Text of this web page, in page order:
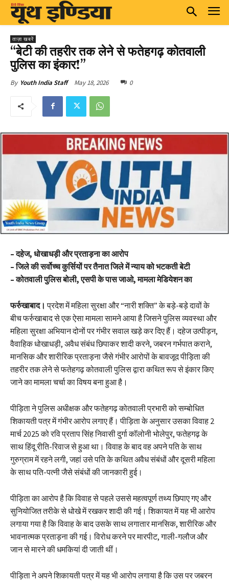
ताज़ा खबरें
“बेटी की तहरीर तक लेने से फतेहगढ़ कोतवाली
पुलिस का इंकार!”
By Youth India Staff May 18, 2026 0
– दहेज, धोखाधड़ी और प्रताड़ना का आरोप
– जिले की सर्वोच्च कुर्सियों पर तैनात जिले में न्याय को भटकती बेटी
– कोतवाली पुलिस बोली, एसपी के पास जाओ, मामला मेडियेशन का
फर्रुखाबाद। प्रदेश में महिला सुरक्षा और “नारी शक्ति” के बड़े-बड़े दावों के
बीच फर्रुखाबाद से एक ऐसा मामला सामने आया है जिसने पुलिस व्यवस्था और
महिला सुरक्षा अभियान दोनों पर गंभीर सवाल खड़े कर दिए हैं। दहेज उत्पीड़न,
वैवाहिक धोखाधड़ी, अवैध संबंध छिपाकर शादी करने, जबरन गर्भपात कराने,
मानसिक और शारीरिक प्रताड़ना जैसे गंभीर आरोपों के बावजूद पीड़िता की
तहरीर तक लेने से फतेहगढ़ कोतवाली पुलिस द्वारा कथित रूप से इंकार किए
जाने का मामला चर्चा का विषय बना हुआ है।
पीड़िता ने पुलिस अधीक्षक और फतेहगढ़ कोतवाली प्रभारी को सम्बोधित
शिकायती पत्र में गंभीर आरोप लगाए हैं। पीड़िता के अनुसार उसका विवाह 2
मार्च 2025 को रवि प्रताप सिंह निवासी दुर्गा कॉलोनी भोलेपुर, फतेहगढ़ के
साथ हिंदू रीति-रिवाज से हुआ था। विवाह के बाद वह अपने पति के साथ
गुरुग्राम में रहने लगी, जहां उसे पति के कथित अवैध संबंधों और दूसरी महिला
के साथ पति-पत्नी जैसे संबंधों की जानकारी हुई।
पीड़िता का आरोप है कि विवाह से पहले उससे महत्वपूर्ण तथ्य छिपाए गए और
सुनियोजित तरीके से धोखे में रखकर शादी की गई। शिकायत में यह भी आरोप
लगाया गया है कि विवाह के बाद उसके साथ लगातार मानसिक, शारीरिक और
भावनात्मक प्रताड़ना की गई। विरोध करने पर मारपीट, गाली-गलौज और
जान से मारने की धमकियां दी जाती थीं।
पीड़िता ने अपने शिकायती पत्र में यह भी आरोप लगाया है कि उस पर जबरन